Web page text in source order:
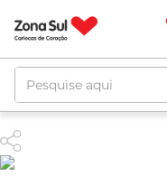
Pesquise aqui